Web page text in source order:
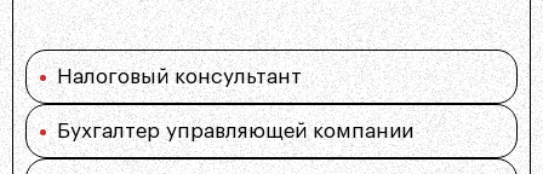
Налоговый консультант
Бухгалтер управляющей компании